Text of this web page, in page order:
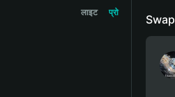
लाइट प्रो